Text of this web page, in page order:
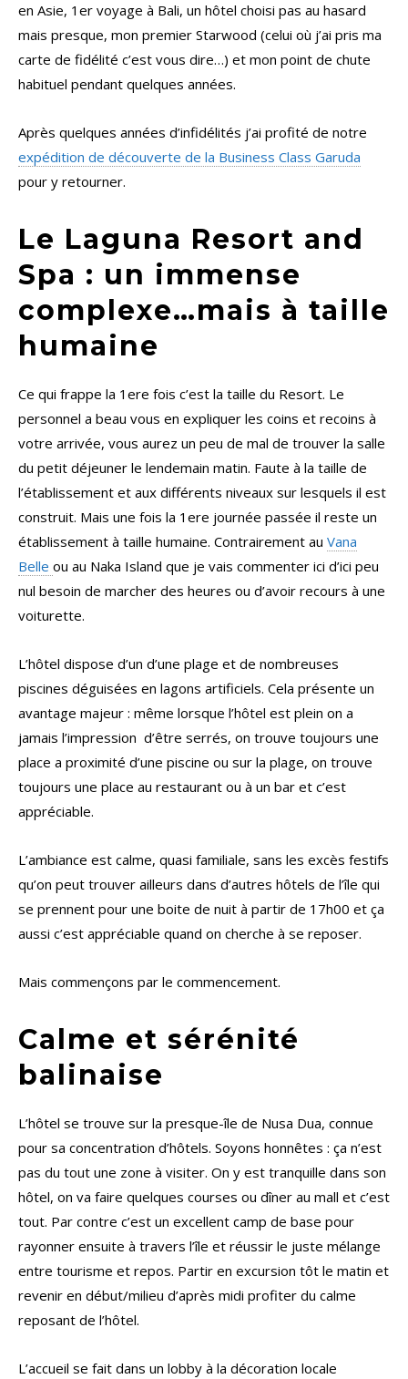
en Asie, 1er voyage à Bali, un hôtel choisi pas au hasard
mais presque, mon premier Starwood (celui où j’ai pris ma
carte de fidélité c’est vous dire…) et mon point de chute
habituel pendant quelques années.
Après quelques années d’infidélités j’ai profité de notre
expédition de découverte de la Business Class Garuda
pour y retourner.
Le Laguna Resort and
Spa : un immense
complexe…mais à taille
humaine
Ce qui frappe la 1ere fois c’est la taille du Resort. Le
personnel a beau vous en expliquer les coins et recoins à
votre arrivée, vous aurez un peu de mal de trouver la salle
du petit déjeuner le lendemain matin. Faute à la taille de
l’établissement et aux différents niveaux sur lesquels il est
construit. Mais une fois la 1ere journée passée il reste un
établissement à taille humaine. Contrairement au Vana
Belle ou au Naka Island que je vais commenter ici d’ici peu
nul besoin de marcher des heures ou d’avoir recours à une
voiturette.
L’hôtel dispose d’un d’une plage et de nombreuses
piscines déguisées en lagons artificiels. Cela présente un
avantage majeur : même lorsque l’hôtel est plein on a
jamais l’impression d’être serrés, on trouve toujours une
place a proximité d’une piscine ou sur la plage, on trouve
toujours une place au restaurant ou à un bar et c’est
appréciable.
L’ambiance est calme, quasi familiale, sans les excès festifs
qu’on peut trouver ailleurs dans d’autres hôtels de l’île qui
se prennent pour une boite de nuit à partir de 17h00 et ça
aussi c’est appréciable quand on cherche à se reposer.
Mais commençons par le commencement.
Calme et sérénité
balinaise
L’hôtel se trouve sur la presque-île de Nusa Dua, connue
pour sa concentration d’hôtels. Soyons honnêtes : ça n’est
pas du tout une zone à visiter. On y est tranquille dans son
hôtel, on va faire quelques courses ou dîner au mall et c’est
tout. Par contre c’est un excellent camp de base pour
rayonner ensuite à travers l’île et réussir le juste mélange
entre tourisme et repos. Partir en excursion tôt le matin et
revenir en début/milieu d’après midi profiter du calme
reposant de l’hôtel.
L’accueil se fait dans un lobby à la décoration locale